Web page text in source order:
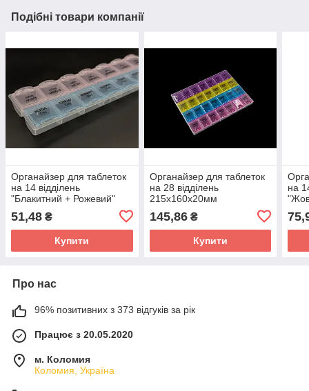
Подібні товари компанії
Органайзер для таблеток
на 14 відділень
"Блакитний + Рожевий"
51,48 ₴
Купити
Органайзер для таблеток
на 28 відділень
215х160х20мм
145,86₴
Купити
на
Про нас
96% позитивних з 373 відгуків за рік
Працює з 20.05.2020
м. Коломия
Коломия, Україна